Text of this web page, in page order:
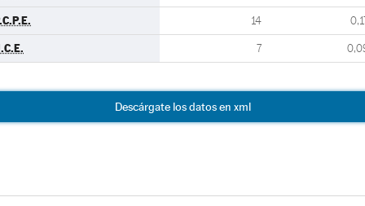
14
7
Descárgate los datos en xml